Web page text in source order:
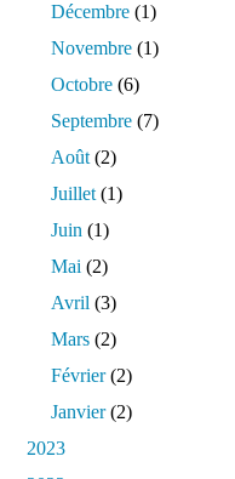
Décembre (1)
Novembre (1)
Octobre (6)
Septembre (7)
Août (2)
Juillet (1)
Juin (1)
Mai (2)
Avril (3)
Mars (2)
Février(2)
Janvier(2)
2023